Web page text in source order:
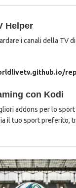
Helper
i canali della TV
con Kodi
addons per lo
il tuo sport preferito,